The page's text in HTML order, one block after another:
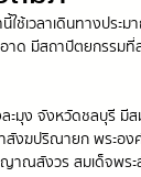
ใช้เวลาเดินทางประ
าด มีสถาปัตยกรรม
มุง จังหวัดชลบุรี มีส
สังฆปริณายก พระอ
าณสังวร สมเด็จพร